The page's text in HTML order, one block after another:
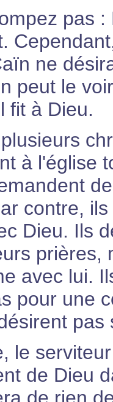
pas
ne
peut le
fit à Dieu.
à l'église
contre,
Dieu. Ils
prières,
avec lui.
pour une
le
de Dieu